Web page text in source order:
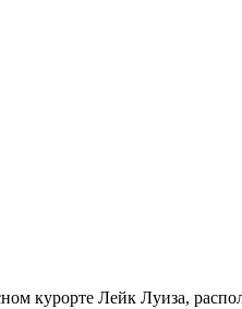
курорте Лейк Луиза,